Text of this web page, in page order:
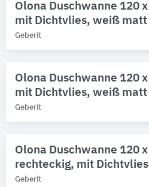
Olona Duschwanne 120
mit Dichtvlies, weiß matt
Geberit
Olona Duschwanne 120
mit Dichtvlies, weiß matt
Geberit
Olona Duschwanne 120
rechteckig, mit
Geberit